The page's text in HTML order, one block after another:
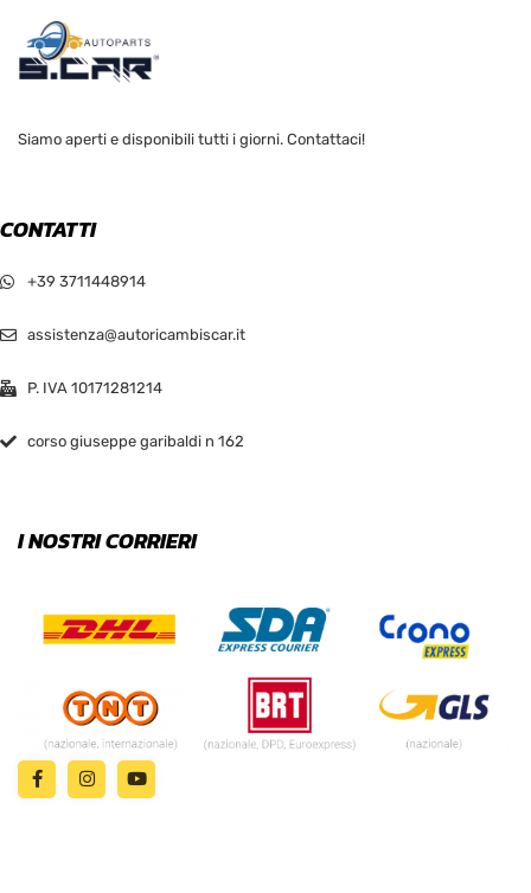
Siamo aperti e disponibili tutti i giorni. Contattaci!
CONTATTI
+39 3711448914
assistenza@autoricambiscar.it
P. IVA 10171281214
corso giuseppe garibaldi n 162
I NOSTRI CORRIERI